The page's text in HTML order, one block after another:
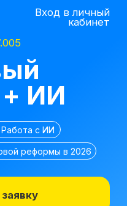
в личный
кабинет
2026